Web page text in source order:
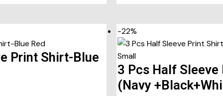
Print Shirt-Blue
-22%
3 Pcs Half
(Navy